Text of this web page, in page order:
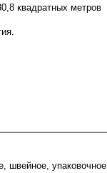
квадратных метров
швейное, упаковочное,